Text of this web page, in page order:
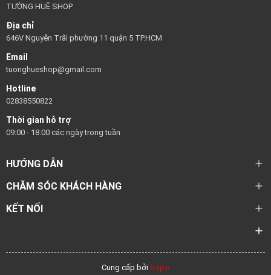
TƯỜNG HUÊ SHOP
Địa chỉ
646V Nguyễn Trãi phường 11 quận 5 TP.HCM
Email
tuonghueshop@gmail.com
Hotline
02838550822
Thời gian hỗ trợ
09:00 - 18:00 các ngày trong tuần
HƯỚNG DẪN
CHĂM SÓC KHÁCH HÀNG
KẾT NỐI
Cung cấp bởi Sapo